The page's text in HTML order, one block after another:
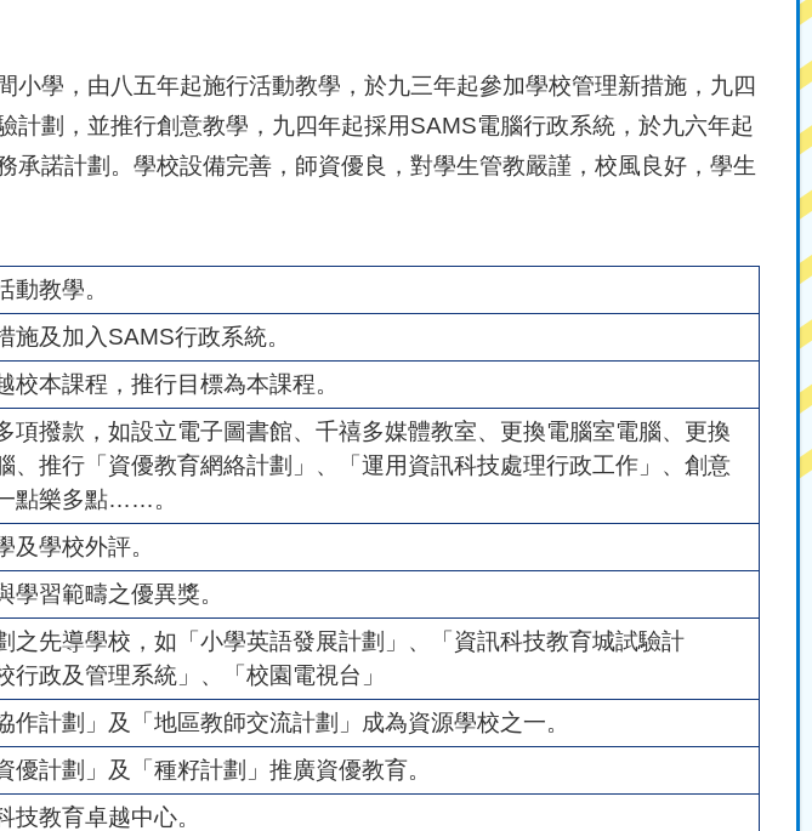
小學，由八五年起施行活動教學，於九三年起參加學校管理新措施，九四
計劃，並推行創意教學，九四年起採用SAMS電腦行政系統，於九六年起
承諾計劃。學校設備完善，師資優良，對學生管教嚴謹，校風良好，學生
動教學。
施及加入SAMS行政系統。
校本課程，推行目標為本課程。
項撥款，如設立電子圖書館、千禧多媒體教室、更換電腦室電腦、更換
、推行「資優教育網絡計劃」、「運用資訊科技處理行政工作」、創意
點樂多點……。
及學校外評。
學習範疇之優異獎。
之先導學校，如「小學英語發展計劃」、「資訊科技教育城試驗計
行政及管理系統」、「校園電視台」
作計劃」及「地區教師交流計劃」成為資源學校之一。
優計劃」及「種籽計劃」推廣資優教育。
技教育卓越中心。